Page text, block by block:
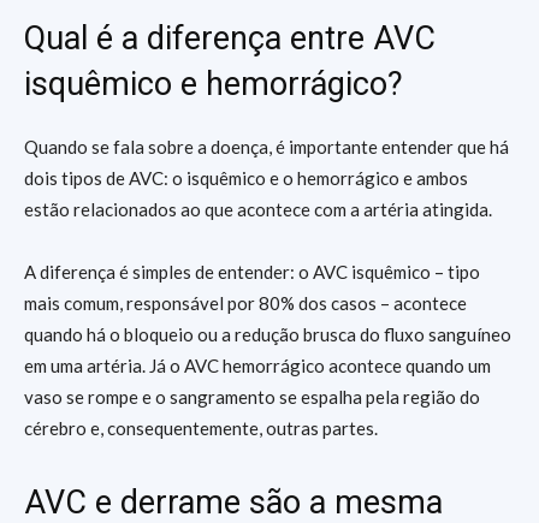
Qual é a diferença entre AVC
isquêmico e hemorrágico?
Quando se fala sobre a doença, é importante entender que há
dois tipos de AVC: o isquêmico e o hemorrágico e ambos
estão relacionados ao que acontece com a artéria atingida.
A diferença é simples de entender: o AVC isquêmico – tipo
mais comum, responsável por 80% dos casos – acontece
quando há o bloqueio ou a redução brusca do fluxo sanguíneo
em uma artéria. Já o AVC hemorrágico acontece quando um
vaso se rompe e o sangramento se espalha pela região do
cérebro e, consequentemente, outras partes.
AVC e derrame são a mesma